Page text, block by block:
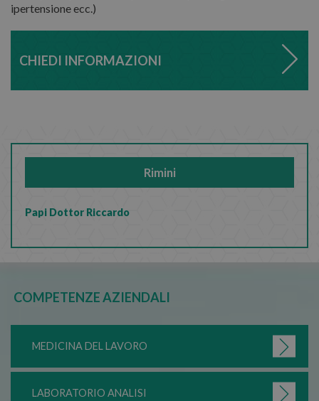
ipertensione ecc.)
CHIEDI INFORMAZIONI
Rimini
Papi Dottor Riccardo
COMPETENZE AZIENDALI
MEDICINA DEL LAVORO
LABORATORIO ANALISI